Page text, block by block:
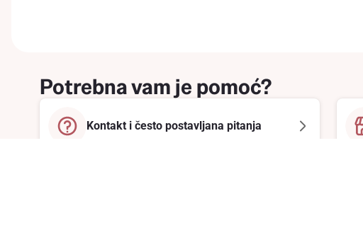
Potrebna vam je pomoć?
Kontakt i često postavljana pitanja